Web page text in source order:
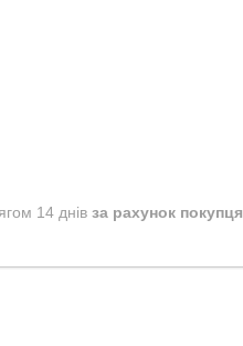
14 днів за рахунок покупця